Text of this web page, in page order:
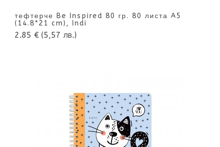
тефтерче Be Inspired 80 гр. 80 листа A5
(14.8*21 cm), Indi
2.85 € (5,57 лв.)